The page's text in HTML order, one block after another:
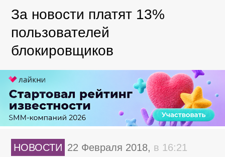
За новости платят 13%
пользователей
блокировщиков
НОВОСТИ 22 Февраля 2018, в 16:21